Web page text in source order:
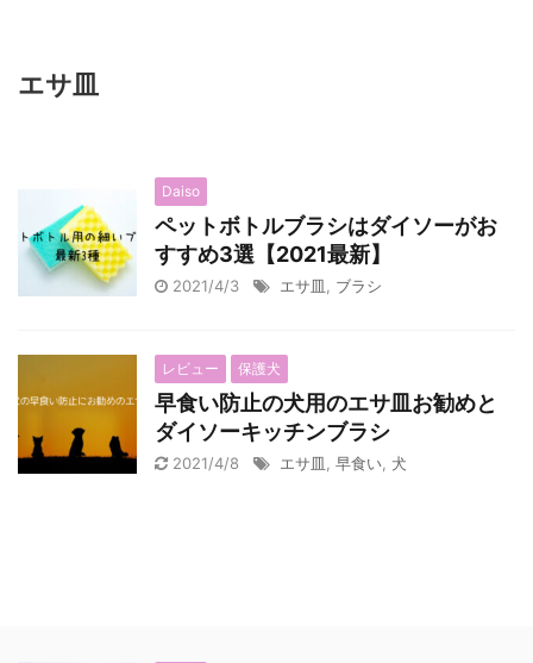
エサ皿
Daiso
ペットボトルブラシはダイソーがお
すすめ3選【2021最新】
2021/4/3 エサ皿 ブラシ
レビュー 保護犬
早食い防止の犬用のエサ皿お勧めと
ダイソーキッチンブラシ
2021/4/8 エサ皿 早食い 犬